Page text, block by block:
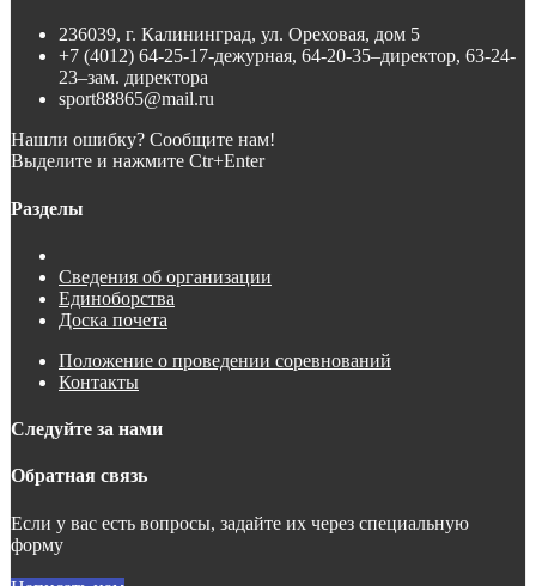
236039, г. Калининград, ул. Ореховая, дом 5
+7 (4012) 64-25-17-дежурная, 64-20-35–директор, 63-24-
23–зам. директора
sport88865@mail.ru
Нашли ошибку? Сообщите нам!
Выделите и нажмите Ctr+Enter
Разделы
Сведения об организации
Единоборства
Доска почета
Положение о проведении соревнований
Контакты
Следуйте за нами
Обратная связь
Если у вас есть вопросы, задайте их через специальную
форму